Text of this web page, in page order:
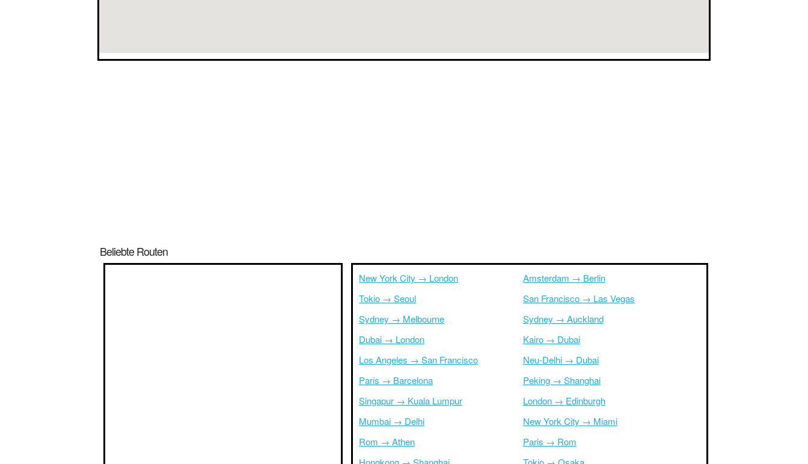
Beliebte Routen
New York City → London
Tokio → Seoul
Sydney → Melbourne
Dubai → London
Los Angeles → San Francisco
Paris → Barcelona
Singapur → Kuala Lumpur
Mumbai → Delhi
Rom → Athen
Amsterdam → Berlin
San Francisco → Las Vegas
Sydney → Auckland
Kairo → Dubai
Neu-Delhi → Dubai
Peking → Shanghai
London → Edinburgh
New York City → Miami
Paris → Rom